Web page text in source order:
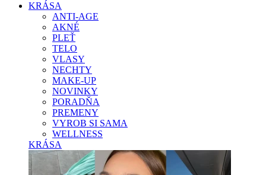
KRÁSA
ANTI-AGE
AKNÉ
PLEŤ
TELO
VLASY
NECHTY
MAKE-UP
NOVINKY
PORADŇA
PREMENY
VYROB SI SAMA
WELLNESS
KRÁSA